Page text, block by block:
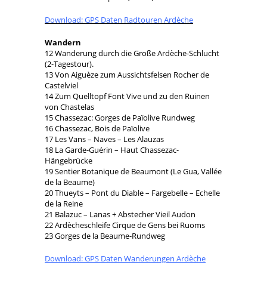
Download: GPS Daten Radtouren Ardèche
Wandern
12 Wanderung durch die Große Ardèche-Schlucht
(2-Tagestour).
13 Von Aiguèze zum Aussichtsfelsen Rocher de
Castelviel
14 Zum Quelltopf Font Vive und zu den Ruinen
von Chastelas
15 Chassezac: Gorges de Païolive Rundweg
16 Chassezac, Bois de Païolive
17 Les Vans – Naves – Les Alauzas
18 La Garde-Guérin – Haut Chassezac-
Hängebrücke
19 Sentier Botanique de Beaumont (Le Gua, Vallée
de la Beaume)
20 Thueyts – Pont du Diable – Fargebelle – Echelle
de la Reine
21 Balazuc – Lanas + Abstecher Vieil Audon
22 Ardècheschleife Cirque de Gens bei Ruoms
23 Gorges de la Beaume-Rundweg
Download: GPS Daten Wanderungen Ardèche